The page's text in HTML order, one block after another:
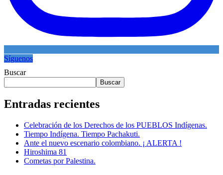
Síguenos
Buscar
Buscar
Entradas recientes
Celebración de los Derechos de los PUEBLOS Indígenas.
Tiempo Indígena. Tiempo Pachakuti.
Ante el nuevo escenario colombiano. ¡ ALERTA !
Hiroshima 81
Cometas por Palestina.